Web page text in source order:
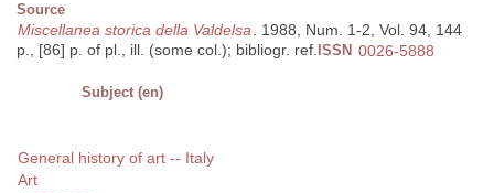
Source
Miscellanea storica della Valdelsa. 1988, Num. 1-2, Vol. 94, 144
p., [86] p. of pl., ill. (some col.); bibliogr. ref. ISSN 0026-5888
Subject (en)
General history of art -- Italy
Art